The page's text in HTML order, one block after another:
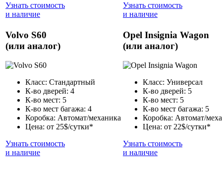
Узнать стоимость
и наличие
Узнать стоимость
и наличие
Volvo S60
(или аналог)
Класс: Стандартный
К-во дверей: 4
К-во мест: 5
К-во мест багажа: 4
Коробка: Автомат/механика
Цена: от 25$/сутки*
Узнать стоимость
и наличие
Opel Insignia Wagon
(или аналог)
Класс: Универсал
К-во дверей: 5
К-во мест: 5
К-во мест багажа: 5
Коробка: Автомат/
Цена: от 22$/сутки*
Узнать стоимость
и наличие